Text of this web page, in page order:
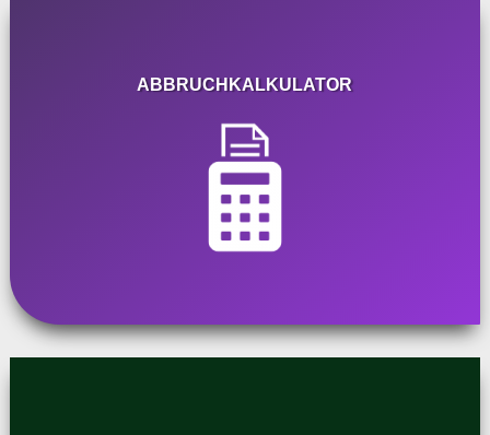
ABBRUCHKALKULATOR